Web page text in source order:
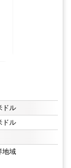
ドル
ドル
地域